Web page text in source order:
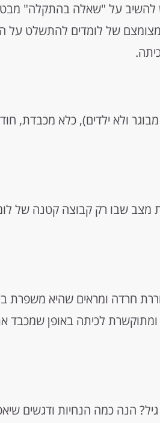
להשיב על "שאלה בהתקלה"
של לומדים להתשלט על
ולא ילדים), כלא מכבדת,
מצב שבו רק קבוצה קטנה של
חרדה ומראים שהיא משפרת
ומתוקשרת לכיתה באופן שמכבד
הנה כמה הנחיות ודגשים